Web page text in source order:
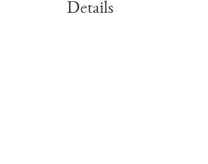
Details